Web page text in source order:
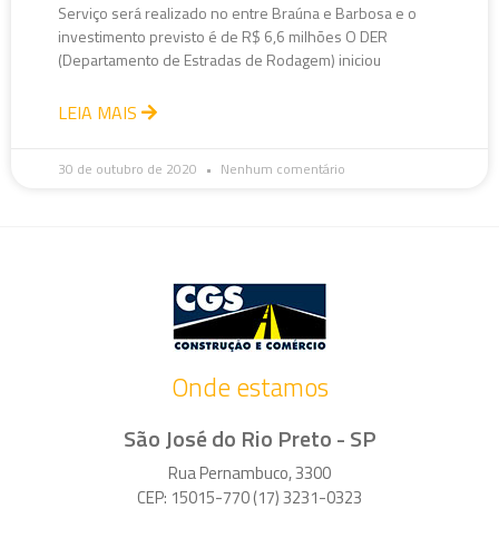
Serviço será realizado no entre Braúna e Barbosa e o
investimento previsto é de R$ 6,6 milhões O DER
(Departamento de Estradas de Rodagem) iniciou
LEIA MAIS
30 de outubro de 2020 Nenhum comentário
Onde estamos
São José do Rio Preto - SP
Rua Pernambuco, 3300
CEP: 15015-770 (17) 3231-0323